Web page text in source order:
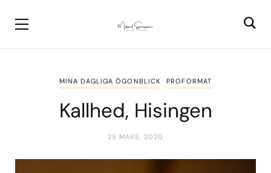
MINA DAGLIGA ÖGONBLICK PROFORMAT
Kallhed, Hisingen
25 MARS, 2020